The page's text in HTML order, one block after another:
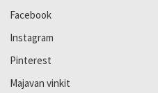
Facebook
Instagram
Pinterest
Majavan vinkit